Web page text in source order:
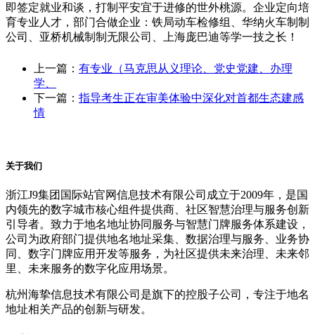
即签定就业和谈，打制平安宜于进修的世外桃源。企业定向培
育专业人才，部门合做企业：铁局动车检修组、华纳火车制制
公司、亚桥机械制制无限公司、上海庞巴迪等学一技之长！
上一篇： 有专业（马克思从义理论、党史党建、办理
学、
下一篇： 指导考生正在审美体验中深化对首都生态建感
情
关于我们
浙江J9集团国际站官网信息技术有限公司成立于2009年，是国
内领先的数字城市核心组件提供商、社区智慧治理与服务创新
引导者。致力于地名地址协同服务与智慧门牌服务体系建设，
公司为政府部门提供地名地址采集、数据治理与服务、业务协
同、数字门牌应用开发等服务，为社区提供未来治理、未来邻
里、未来服务的数字化应用场景。
杭州海挚信息技术有限公司是旗下的控股子公司，专注于地名
地址相关产品的创新与研发。